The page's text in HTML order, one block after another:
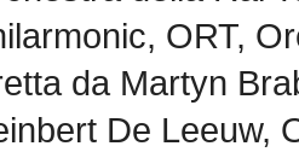
ORT,
da Martyn
De Leeuw,